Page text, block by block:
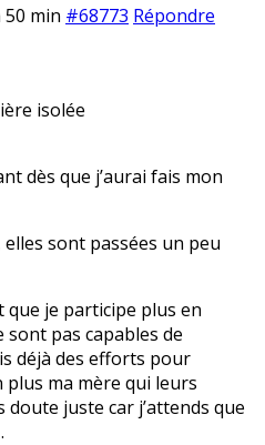
50 min #68773 Répondre
isolée
dès que j’aurai fais mon
elles sont passées un peu
que je participe plus en
sont pas capables de
déjà des efforts pour
ma mère qui leurs
doute juste car j’attends que